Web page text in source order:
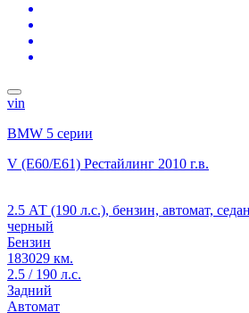
vin
BMW 5 серии
V (E60/E61) Рестайлинг 2010 г.в.
2.5 АТ (190 л.с.), бензин, автомат,
черный
Бензин
183029 км.
2.5 / 190 л.с.
Задний
Автомат